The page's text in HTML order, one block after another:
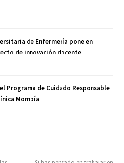
de Enfermería pone en
de innovación docente
Programa de Cuidado Responsable
Mompía